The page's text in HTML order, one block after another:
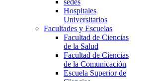
sedes
Hospitales
Universitarios
Facultades y Escuelas
Facultad de Ciencias
de la Salud
Facultad de Ciencias
de la Comunicación
Escuela Superior de